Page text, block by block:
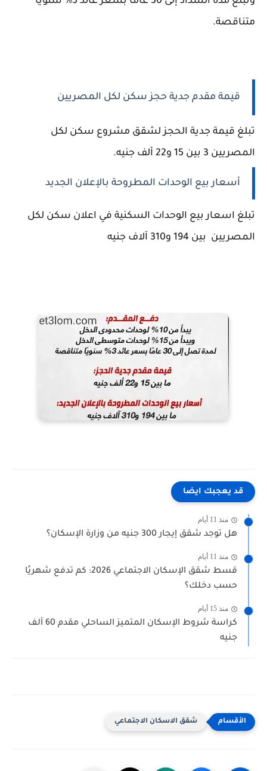
متناقصة.
قيمة مقدم جدية حجز سكن لكل المصريين
تبلغ قيمة جدية الحجز لشقق مشروع سكن لكل
المصريين 3 بين 15 و22 ألف جنيه.
أسعار بيع الوحدات المطروحة بالإعلان الجديد
تبلغ اسعار بيع الوحدات السكنية في اعلان سكن لكل
المصريين بين 194 و310 آلاف جنيه
قد يعجبك ايضا
منذ 11 أيام
هل توجد شقق إيجار 300 جنيه من وزارة الإسكان؟
منذ 11 أيام
قسط شقق الإسكان الاجتماعي 2026: كم تدفع شهريًا
حسب دخلك؟
منذ 15 أيام
كراسة شروط الإسكان المتميز الساحلي مقدم 60 ألف
جنيه
شقق الاسكان الاجتماعي